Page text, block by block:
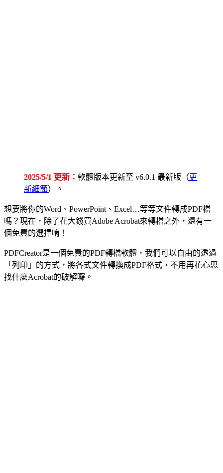
2025/5/1 更新： 軟體版本更新至 v6.0.1 最新版（更
新細節）。
想要將你的Word、PowerPoint、Excel…等等文件轉成PDF檔
嗎？現在，除了花大錢買Adobe Acrobat來轉檔之外，還有一
個免費的選擇唷！
PDFCreator是一個免費的PDF轉檔軟體，我們可以自由的透過
「列印」的方式，將各式文件轉換成PDF格式，不用再花心思
找什麼Acrobat的破解囉。